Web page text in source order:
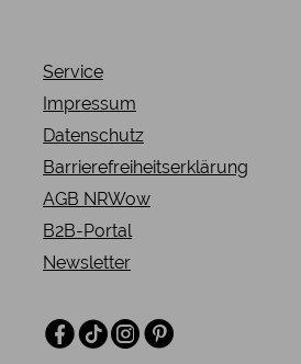
Service
Impressum
Datenschutz
Barrierefreiheitserklärung
AGB NRWow
B2B-Portal
Newsletter
Facebook
TikTokInstagramPinterest